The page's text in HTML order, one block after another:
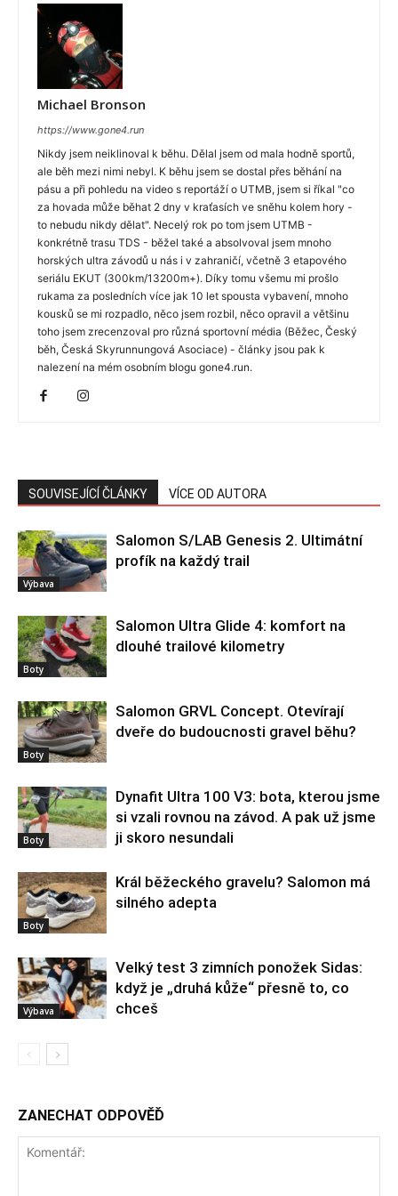
Michael Bronson
https://www.gone4.run
Nikdy jsem neiklinoval k běhu. Dělal jsem od mala hodně sportů,
ale běh mezi nimi nebyl. K běhu jsem se dostal přes běhání na
pásu a při pohledu na video s reportáží o UTMB, jsem si říkal "co
za hovada může běhat 2 dny v kraťasích ve sněhu kolem hory -
to nebudu nikdy dělat". Necelý rok po tom jsem UTMB -
konkrétně trasu TDS - běžel také a absolvoval jsem mnoho
horských ultra závodů u nás i v zahraničí, včetně 3 etapového
seriálu EKUT (300km/13200m+). Díky tomu všemu mi prošlo
rukama za posledních více jak 10 let spousta vybavení, mnoho
kousků se mi rozpadlo, něco jsem rozbil, něco opravil a většinu
toho jsem zrecenzoval pro různá sportovní média (Běžec, Český
běh, Česká Skyrunnungová Asociace) - články jsou pak k
nalezení na mém osobním blogu gone4.run.
SOUVISEJÍCÍ ČLÁNKY VÍCE OD AUTORA
Výbava
Salomon S/LAB Genesis 2. Ultimátní
profík na každý trail
Boty
Salomon Ultra Glide 4: komfort na
dlouhé trailové kilometry
Boty
Salomon GRVL Concept. Otevírají
dveře do budoucnosti gravel běhu?
Boty
Dynafit Ultra 100 V3: bota, kterou jsme
si vzali rovnou na závod. A pak už jsme
ji skoro nesundali
Boty
Král běžeckého gravelu? Salomon má
silného adepta
Výbava
Velký test 3 zimních ponožek Sidas:
když je „druhá kůže“ přesně to, co
chceš
ZANECHAT ODPOVĚĎ